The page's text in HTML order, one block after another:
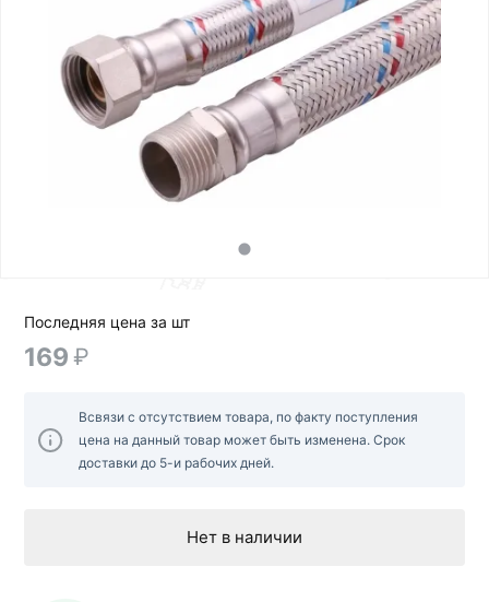
Последняя цена за шт
169 ₽
Всвязи с отсутствием товара, по факту поступления
цена на данный товар может быть изменена. Срок
доставки до 5-и рабочих дней.
Нет в наличии